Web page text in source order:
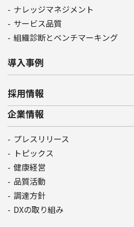
ナレッジマネジメント
サービス品質
組織診断とベンチマーキング
導入事例
採用情報
企業情報
プレスリリース
トピックス
健康経営
品質活動
調達方針
DXの取り組み